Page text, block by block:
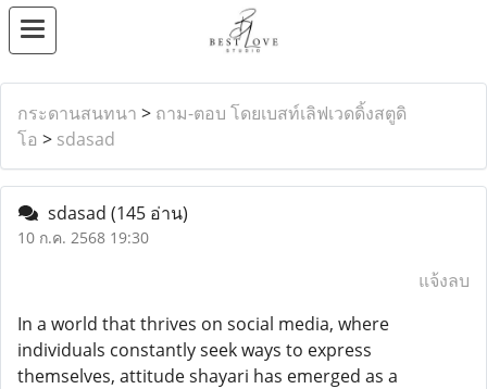
กระดานสนทนา > ถาม-ตอบ โดยเบสท์เลิฟเวดดิ้งสตูดิ
โอ > sdasad
sdasad (145 อ่าน)
10 ก.ค. 2568 19:30
แจ้งลบ
In a world that thrives on social media, where
individuals constantly seek ways to express
themselves, attitude shayari has emerged as a